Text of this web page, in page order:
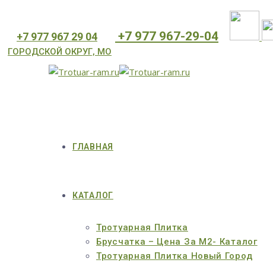
⁦+7 977 967 29 04 ⁦+7 977 967-29-04
ГОРОДСКОЙ ОКРУГ, МО
ГЛАВНАЯ
КАТАЛОГ
Тротуарная Плитка
Брусчатка – Цена За М2- Каталог
Тротуарная Плитка Новый Город